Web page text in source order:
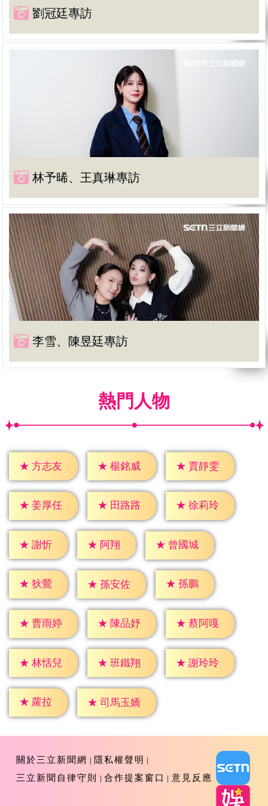
劉冠廷專訪
林予晞、王真琳專訪
李雪、陳昱廷專訪
熱門人物
★ 方志友 ★ 楊銘威 ★ 賈靜雯
★ 姜厚任 ★ 田路路 ★ 徐莉玲
★ 謝忻 ★ 阿翔 ★ 曾國城
★ 狄鶯 ★ 孫安佐 ★ 孫鵬
★ 曹雨婷 ★ 陳品妤 ★ 蔡阿嘎
★ 林恬兒 ★ 班鐵翔 ★ 謝玲玲
★ 蘿拉 ★ 司馬玉嬌
關於三立新聞網
隱私權聲明
三立新聞自律守則
合作提案窗口 意見反應